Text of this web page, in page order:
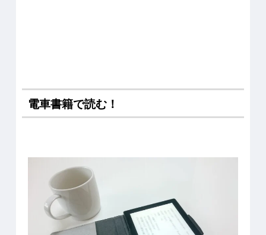
電車書籍で読む！